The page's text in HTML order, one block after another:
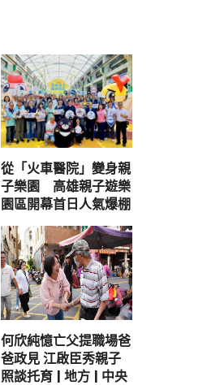
從「火車醫院」變身親
子樂園 高雄親子遊樂
園區開幕首日人氣爆棚
何欣純憶亡父提職場爸
爸政見 江啟臣秀親子
照談托育 | 地方 | 中央